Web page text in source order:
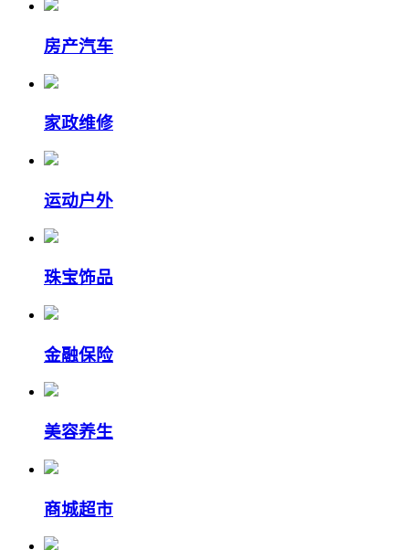
房产汽车
家政维修
运动户外
珠宝饰品
金融保险
美容养生
商城超市